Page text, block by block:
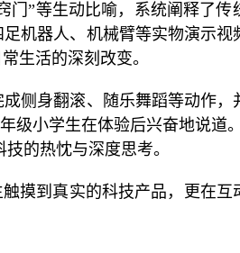
”等生动比喻，系统阐释了
机器人、机械臂等实物演示
生活的深刻改变。
侧身翻滚、随乐舞蹈等动作
级小学生在体验后兴奋地说道
的热忱与深度思考。
摸到真实的科技产品，更在